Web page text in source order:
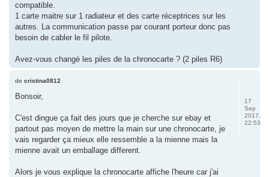
compatible.
1 carte maitre sur 1 radiateur et des carte réceptrices sur les
autres. La communication passe par courant porteur donc pas
besoin de cabler le fil pilote.
Avez-vous changé les piles de la chronocarte ? (2 piles R6)
de cristina0812
Bonsoir,
C'est dingue ça fait des jours que je cherche sur ebay et
partout pas moyen de mettre la main sur une chronocarte, je
vais regarder ça mieux elle ressemble a la mienne mais la
mienne avait un emballage different.
Alors je vous explique la chronocarte affiche l'heure car j'ai
17
Sep
2017,
22:53